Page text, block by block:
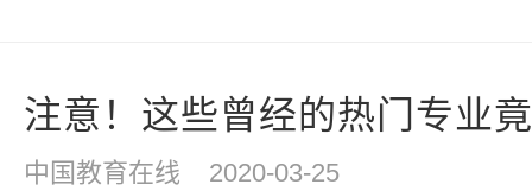
注意！这些曾经的热门专业
中国教育在线 2020-03-25